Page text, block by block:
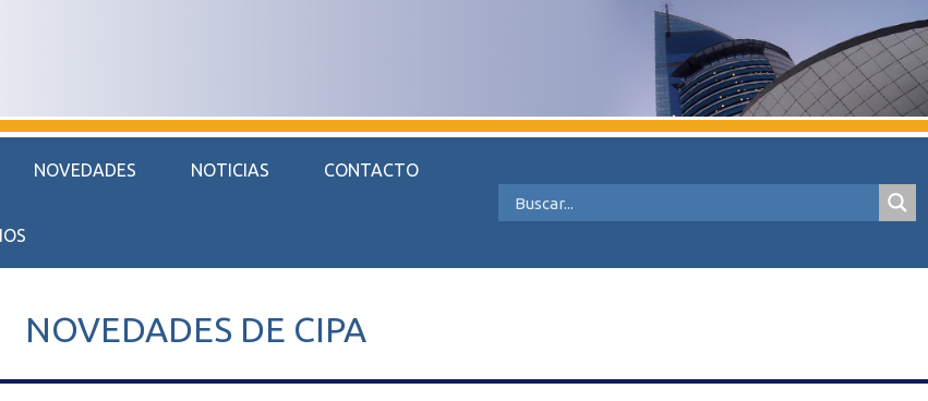
NOVEDADES NOTICIAS CONTACTO
NOVEDADES DE CIPA